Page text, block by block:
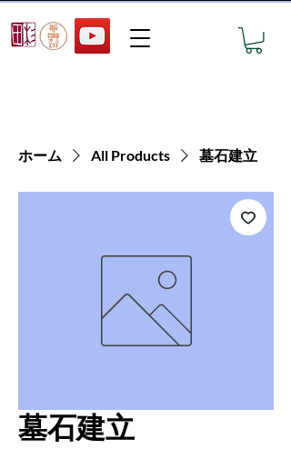
ホーム All Products 墓石建立
墓石建立